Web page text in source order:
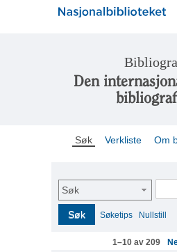
Den
Søk Verkliste Om
Søk
Søk Søketips Nullstill
1–10 av 209